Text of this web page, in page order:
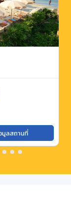
มูลสถานที่